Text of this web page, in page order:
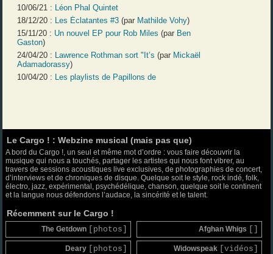
10/06/21 : Léon Phal Quintet
18/12/20 : Les Éclatantes #3 (par Mathilde Vohy)
15/11/20 : Un nouvel EP pour Rob Miles (par Ben
Gaston)
24/04/20 : Lawrence Rothman sort "It’s (par Mickaël
Adamadorassy)
10/04/20 : Les playlists de Papillons de
Le Cargo ! : Webzine musical (mais pas que)
A bord du Cargo !, un seul et même mot d’ordre : vous faire découvrir la
musique qui nous a touchés, partager les artistes qui nous font vibrer, au
travers de sessions acoustiques live exclusives, de photographies de concert,
d’interviews et de chroniques de disque. Quelque soit le style, rock indé, folk,
électro, jazz, expérimental, psychédélique, chanson, quelque soit le continent
et la langue nous défendons l’audace, la sincérité et le talent.
Récemment sur le Cargo !
The Getdown [photos] Afghan Whigs
Deary [photos] Widowspeak [vidéos]